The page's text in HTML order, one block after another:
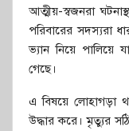
আত্মীয়-স্বজনরা
পরিবারের সদস্যরা
ভ্যান নিয়ে পালিয়ে
গেছে।
এ বিষয়ে লোহাগড়া
উদ্ধার করে। মৃত্যুর